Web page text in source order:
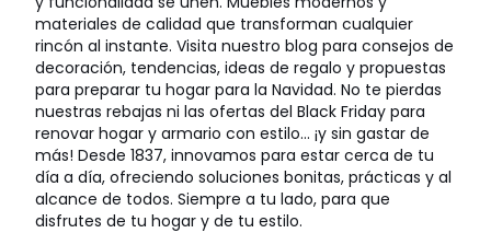
materiales de calidad que transforman cualquier
rincón al instante. Visita nuestro blog para consejos de
decoración, tendencias, ideas de regalo y propuestas
para preparar tu hogar para la Navidad. No te pierdas
nuestras rebajas ni las ofertas del Black Friday para
renovar hogar y armario con estilo… ¡y sin gastar de
más! Desde 1837, innovamos para estar cerca de tu
día a día, ofreciendo soluciones bonitas, prácticas y al
alcance de todos. Siempre a tu lado, para que
disfrutes de tu hogar y de tu estilo.